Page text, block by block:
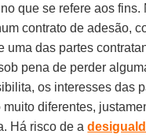
que se refere aos fins.
contrato de adesão,
uma das partes
pena de perder
os interesses das
diferentes,
Há risco de a